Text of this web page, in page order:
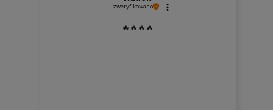
zweryfikowano
🔥🔥🔥🔥